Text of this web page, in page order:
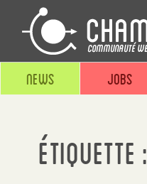
News Jobs
Étiquette :